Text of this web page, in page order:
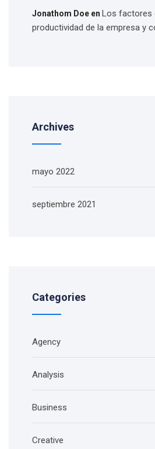
Jonathom Doe en Los factores
productividad de la empresa y
Archives
mayo 2022
septiembre 2021
Categories
Agency
Analysis
Business
Creative